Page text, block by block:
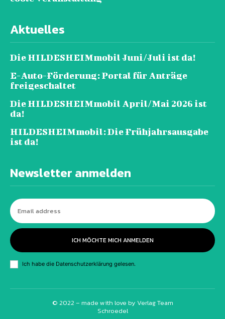
Aktuelles
Die HILDESHEIMmobil Juni/Juli ist da!
E-Auto-Förderung: Portal für Anträge
freigeschaltet
Die HILDESHEIMmobil April/Mai 2026 ist
da!
HILDESHEIMmobil: Die Frühjahrsausgabe
ist da!
Newsletter anmelden
ICH MÖCHTE MICH ANMELDEN
Ich habe die Datenschutzerklärung gelesen.
© 2022 – made with love by Verlag Team
Schroedel